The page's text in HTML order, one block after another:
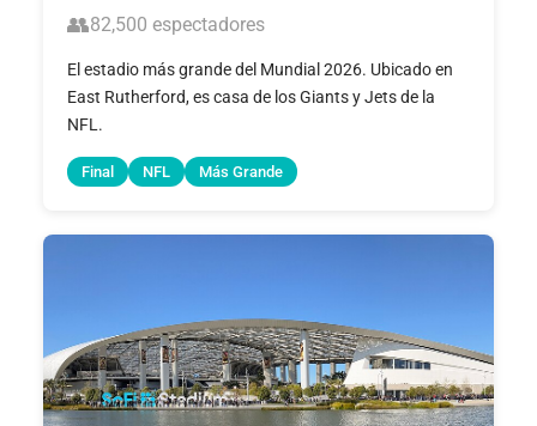
👥82,500 espectadores
El estadio más grande del Mundial 2026. Ubicado en
East Rutherford, es casa de los Giants y Jets de la
NFL.
Final NFL Más Grande